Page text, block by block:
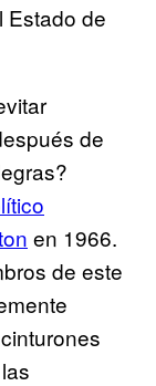
Estado de
de
en 1966.
de este